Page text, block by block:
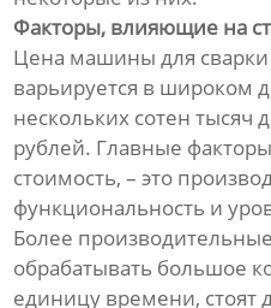
Факторы, влияющие на
Цена машины для сварки
варьируется в широком
нескольких сотен тысяч
рублей. Главные
стоимость, – это
функциональность и
Более
обрабатывать большое
единицу времени, стоят